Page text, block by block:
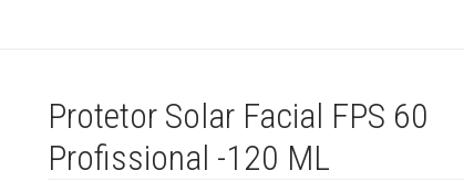
Protetor Solar Facial FPS 60
Profissional -120 ML